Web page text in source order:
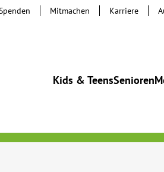
Kids & TeensSenioren
Mitmachen Karriere